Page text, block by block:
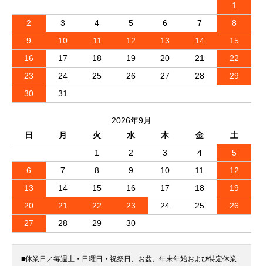
1
2
3 4 5 6 7
8
9
10 11 12 13 14
15
16
17 18 19 20 21
22
23
24 25 26 27 28
29
30
31
2026年9月
日
月 火 水 木 金
土
1
2 3 4
5
6
7 8 9 10 11
12
13
14 15 16 17 18
19
20
21 22 23 24 25
26
27
28 29 30
■休業日／毎週土・日曜日・祝祭日、お盆、年末年始および特定休業